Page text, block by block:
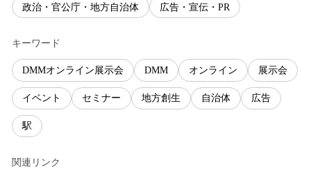
政治・官公庁・地方自治体 広告・宣伝・PR
キーワード
DMMオンライン展示会 DMM オンライン 展示会
イベント セミナー 地方創生 自治体 広告
駅
関連リンク